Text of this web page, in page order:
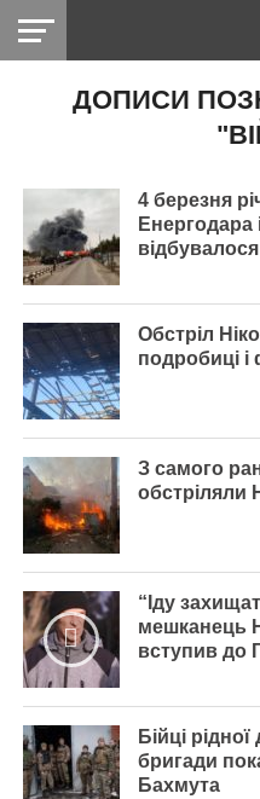
НІКОПОЛЬ
РАДІО
ДОПИСИ
4 березня
Енергодара
Обстріл
подробиці і
З самого
обстріляли
“Іду
мешканець
вступив до
Бійці
бригади
Бахмута